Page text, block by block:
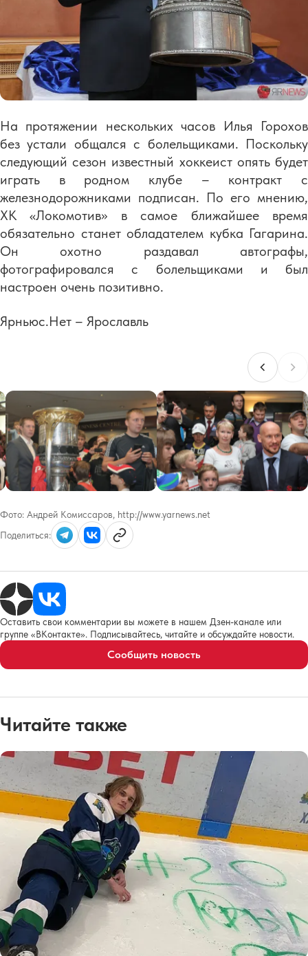
На протяжении нескольких часов Илья Горохов
без устали общался с болельщиками. Поскольку
следующий сезон известный хоккеист опять будет
играть в родном клубе – контракт с
железнодорожниками подписан. По его мнению,
ХК «Локомотив» в самое ближайшее время
обязательно станет обладателем кубка Гагарина.
Он охотно раздавал автографы,
фотографировался с болельщиками и был
настроен очень позитивно.
Ярньюс.Нет – Ярославль
Фото: Андрей Комиссаров, http://www.yarnews.net
Поделиться:
Оставить свои комментарии вы можете в нашем Дзен-канале или
группе «ВКонтакте». Подписывайтесь, читайте и обсуждайте новости.
Сообщить новость
Читайте также